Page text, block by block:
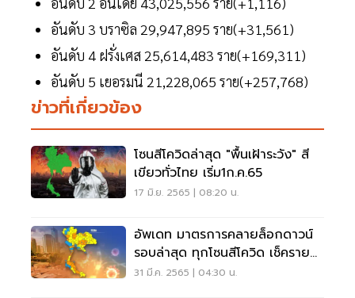
อันดับ 3 บราซิล 29,947,895 ราย(+31,561)
อันดับ 4 ฝรั่งเศส 25,614,483 ราย(+169,311)
อันดับ 5 เยอรมนี 21,228,065 ราย(+257,768)
ข่าวที่เกี่ยวข้อง
โซนสีโควิดล่าสุด "พื้นเฝ้าระวัง" สี
เขียวทั่วไทย เริ่ม1ก.ค.65
17 มิ.ย. 2565 | 08:20 น.
อัพเดท มาตรการคลายล็อกดาวน์
รอบล่าสุด ทุกโซนสีโควิด เช็คราย
ละเอียดที่นี่
31 มี.ค. 2565 | 04:30 น.